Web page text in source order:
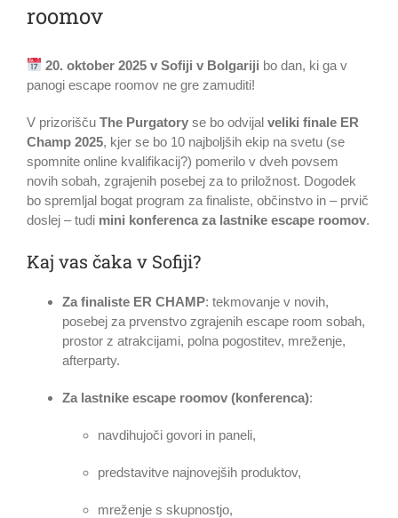
roomov
20. oktober 2025 v Sofiji v Bolgariji bo dan, ki ga v
panogi escape roomov ne gre zamuditi!
V prizorišču The Purgatory se bo odvijal veliki finale ER
Champ 2025, kjer se bo 10 najboljših ekip na svetu (se
spomnite online kvalifikacij?) pomerilo v dveh povsem
novih sobah, zgrajenih posebej za to priložnost. Dogodek
bo spremljal bogat program za finaliste, občinstvo in – prvič
doslej – tudi mini konferenca za lastnike escape roomov.
Kaj vas čaka v Sofiji?
Za finaliste ER CHAMP: tekmovanje v novih,
posebej za prvenstvo zgrajenih escape room sobah,
prostor z atrakcijami, polna pogostitev, mreženje,
afterparty.
Za lastnike escape roomov (konferenca):
navdihujoči govori in paneli,
predstavitve najnovejših produktov,
mreženje s skupnostjo,